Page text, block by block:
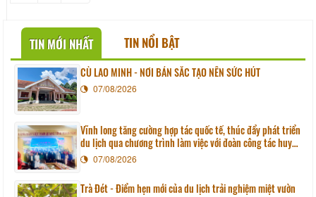
TIN MỚI NHẤT TIN NỔI BẬT
CÙ LAO MINH - NƠI BẢN SẮC TẠO NÊN SỨC HÚT
07/08/2026
Vĩnh long tăng cường hợp tác quốc tế, thúc đẩy phát triển
du lịch qua chương trình làm việc với đoàn công tác huyện
Sunchang (Hàn quốc)
07/08/2026
Trà Đét - Điểm hẹn mới của du lịch trải nghiệm miệt vườn